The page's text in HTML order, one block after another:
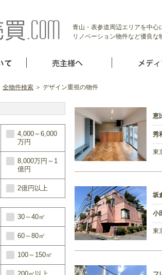
青山・表参道周辺エリアを中心
リノベーション物件など優良な
全物件検索 ＞ デザイン重視の物件
恵
秀
東
坂
小
東
4,000～6,000
万円
8,000万円～1
億円
2億円以上
30～40㎡
60～80㎡
100～150㎡